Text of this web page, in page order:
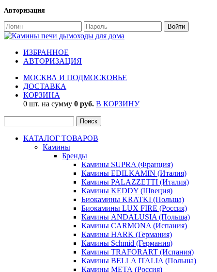
Авторизация
ИЗБРАННОЕ
АВТОРИЗАЦИЯ
МОСКВА И ПОДМОСКОВЬЕ
ДОСТАВКА
КОРЗИНА
0 шт. на сумму 0 руб. В КОРЗИНУ
КАТАЛОГ ТОВАРОВ
Камины
Бренды
Камины SUPRA (Франция)
Камины EDILKAMIN (Италия)
Камины PALAZZETTI (Италия)
Камины KEDDY (Швеция)
Биокамины KRATKI (Польша)
Биокамины LUX FIRE (Россия)
Камины ANDALUSIA (Польша)
Камины CARMONA (Испания)
Камины HARK (Германия)
Камины Schmid (Германия)
Камины TRAFORART (Испания)
Камины BELLA ITALIA (Польша)
Камины МЕТА (Россия)